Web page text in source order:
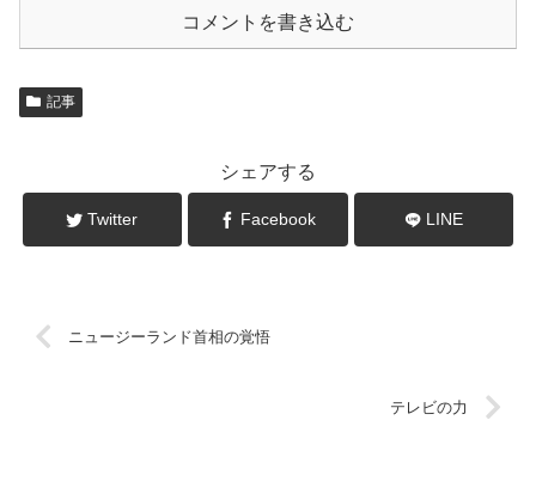
コメントを書き込む
記事
シェアする
Twitter Facebook LINE
ニュージーランド首相の覚悟
テレビの力